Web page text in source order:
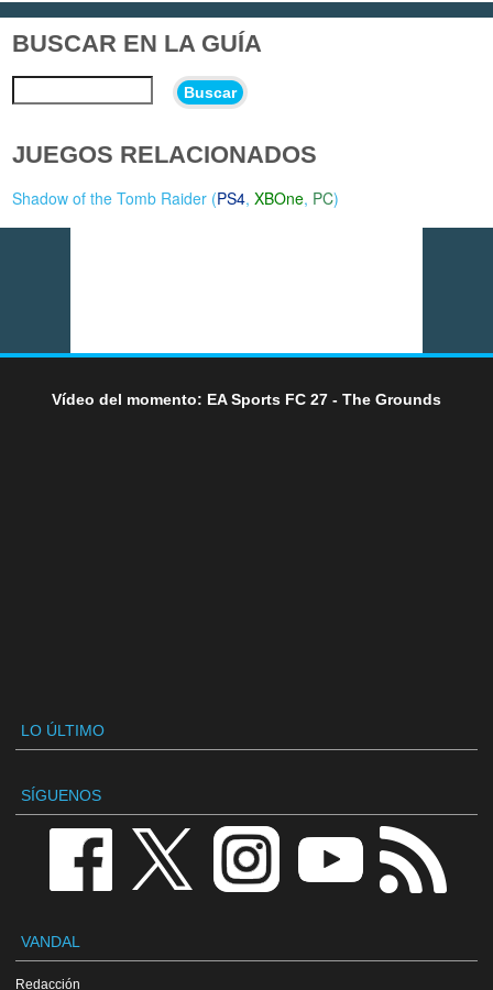
BUSCAR EN LA GUÍA
Buscar
JUEGOS RELACIONADOS
Shadow of the Tomb Raider (PS4,XBOne, PC)
Vídeo del momento: EA Sports FC 27 - The Grounds
LO ÚLTIMO
SÍGUENOS
VANDAL
Redacción